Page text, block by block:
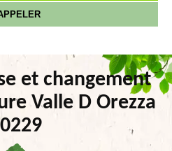
et changement
Valle D Orezza